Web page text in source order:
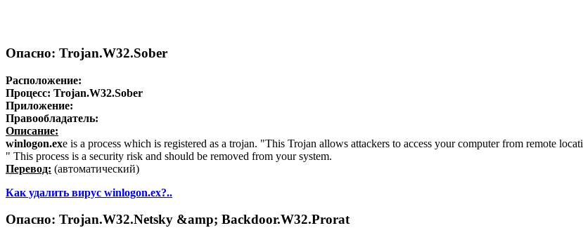
Опасно: Trojan.W32.Sober
Расположение:
Процесс: Trojan.W32.Sober
Приложение:
Правообладатель:
Описание:
winlogon.exe is a process which is registered as a trojan. "This Trojan allows attackers to access your computer from remote
" This process is a security risk and should be removed from your system.
Перевод: (автоматический)
Как удалить вирус winlogon.ex?..
Опасно: Trojan.W32.Netsky &amp; Backdoor.W32.Prorat